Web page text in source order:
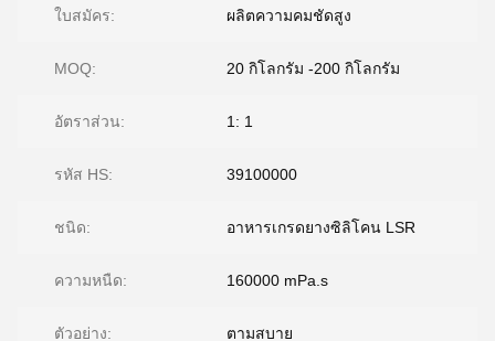
ใบสมัคร: ผลิตความคมชัดสูง
MOQ: 20 กิโลกรัม -200 กิโลกรัม
อัตราส่วน: 1: 1
รหัส HS: 39100000
ชนิด: อาหารเกรดยางซิลิโคน LSR
ความหนืด: 160000 mPa.s
ตัวอย่าง: ตามสบาย